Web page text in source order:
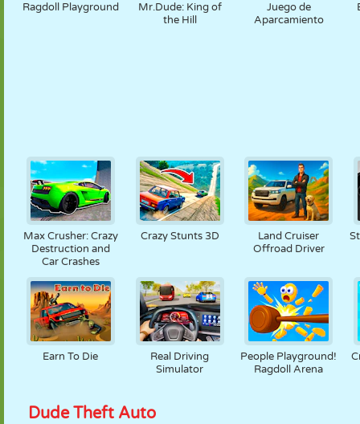
Ragdoll Playground
Mr.Dude: King of
the Hill
Juego de
Aparcamiento
Max Crusher: Crazy
Destruction and
Car Crashes
Crazy Stunts 3D
Land Cruiser
Offroad Driver
Earn To Die
Real Driving
Simulator
People Playground!
Ragdoll Arena
Dude Theft Auto